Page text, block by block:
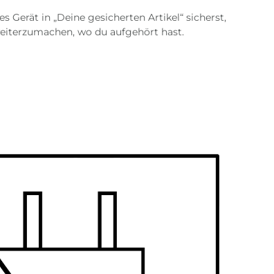
Gerät in „Deine gesicherten Artikel“ sicherst,
wo du aufgehört hast.